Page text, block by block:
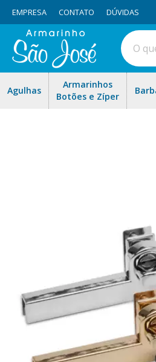
EMPRESA CONTATO DÚVIDAS
Agulhas
Armarinhos
Botões e Zíper